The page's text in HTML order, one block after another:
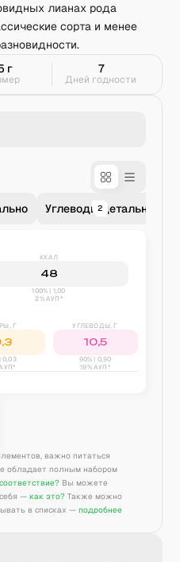
лианах рода
сорта и менее
г 7
Дней годности
Углеводы детально
2
ККАЛ
48
100% | 1,00
2% АУП*
Г
0,03
АУП*
УГЛЕВОДЫ, Г
10,5
90% | 0,90
19% АУП*
важно питаться
обладает полным набором
Вы можете
— как это? Также можно
в списках — подробнее